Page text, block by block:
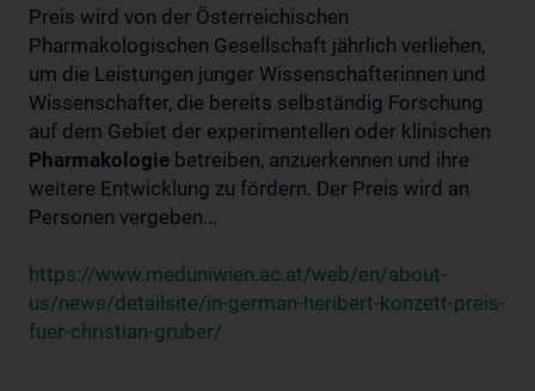
Preis wird von der Österreichischen
Pharmakologischen Gesellschaft jährlich verliehen,
um die Leistungen junger Wissenschafterinnen und
Wissenschafter, die bereits selbständig Forschung
auf dem Gebiet der experimentellen oder klinischen
Pharmakologie betreiben, anzuerkennen und ihre
weitere Entwicklung zu fördern. Der Preis wird an
Personen vergeben...
https://www.meduniwien.ac.at/web/en/about-
us/news/detailsite/in-german-heribert-konzett-preis-
fuer-christian-gruber/